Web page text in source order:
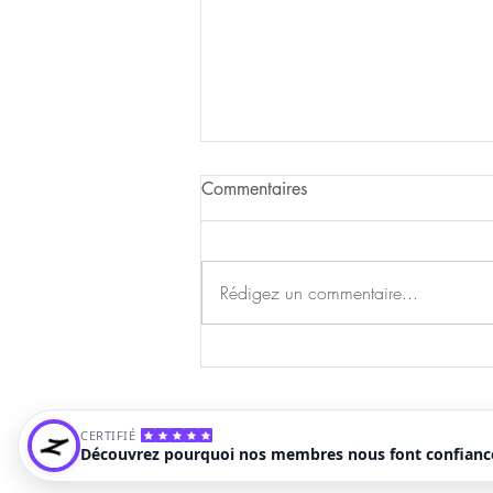
Commentaires
Rédigez un commentaire...
Mentions Légales
CERTIFIÉ
Découvrez pourquoi nos membres nous font